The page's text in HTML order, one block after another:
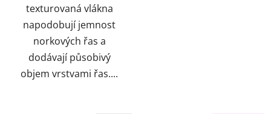
texturovaná vlákna
napodobují jemnost
norkových řas a
dodávají působivý
objem vrstvami řas....